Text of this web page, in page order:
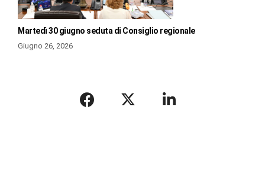
Martedì 30 giugno seduta di Consiglio regionale
Giugno 26, 2026